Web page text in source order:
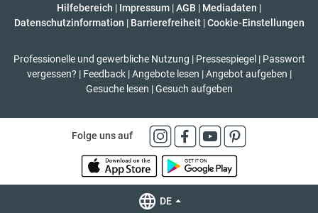
Hilfebereich | Impressum |AGB | Mediadaten |
Datenschutzinformation | Barrierefreiheit | Cookie-Einstellungen
Professionelle und gewerbliche Nutzung | Pressespiegel | Passwort
vergessen? | Feedback | Angebote lesen | Angebot aufgeben |
Gesuche lesen | Gesuch aufgeben
Folge uns auf
DE